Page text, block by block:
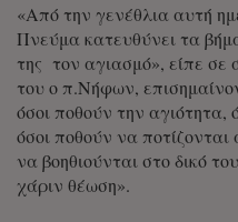
«Από την γενέθλια αυτή
Πνεύμα κατευθύνει τα
της τον αγιασμό», είπε σε
του ο π.Νήφων,
όσοι ποθούν την αγιότητα,
όσοι ποθούν να
να βοηθιούνται στο δικό
χάριν θέωση».